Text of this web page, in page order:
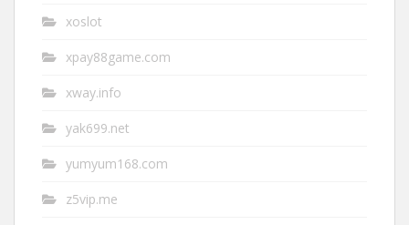
xoslot
xpay88game.com
xway.info
yak699.net
yumyum168.com
z5vip.me